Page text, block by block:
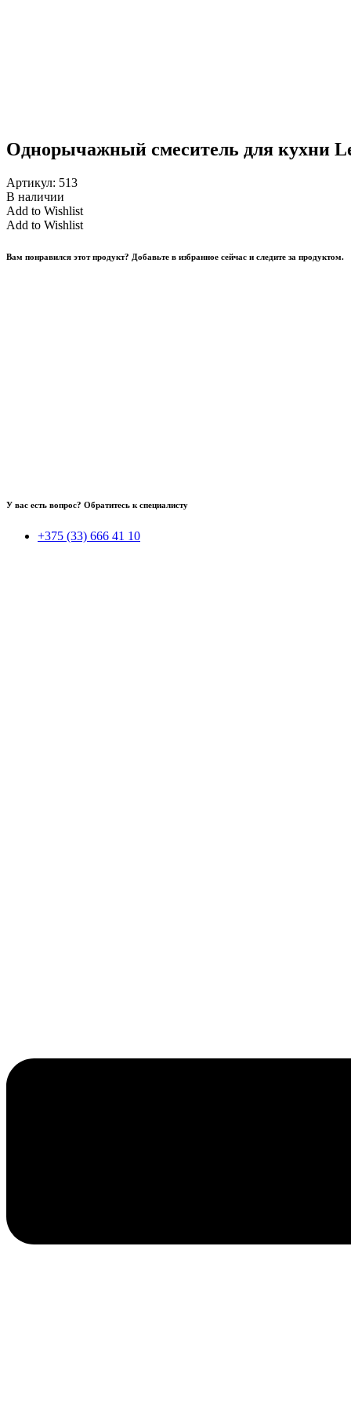
Однорычажный смеситель для кухни
Артикул: 513
В наличии
Add to Wishlist
Add to Wishlist
Вам понравился этот продукт? Добавьте в избранное сейчас и следите за продуктом.
У вас есть вопрос? Обратитесь к специалисту
+375 (33) 666 41 10